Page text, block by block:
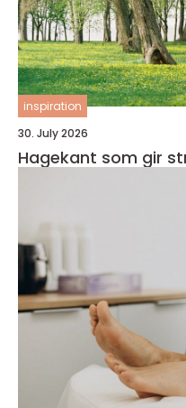
inspiration
30. July 2026
Hagekant som gir